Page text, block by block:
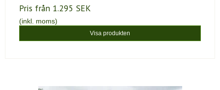
Pris från 1.295 SEK
(inkl. moms)
Visa produkten